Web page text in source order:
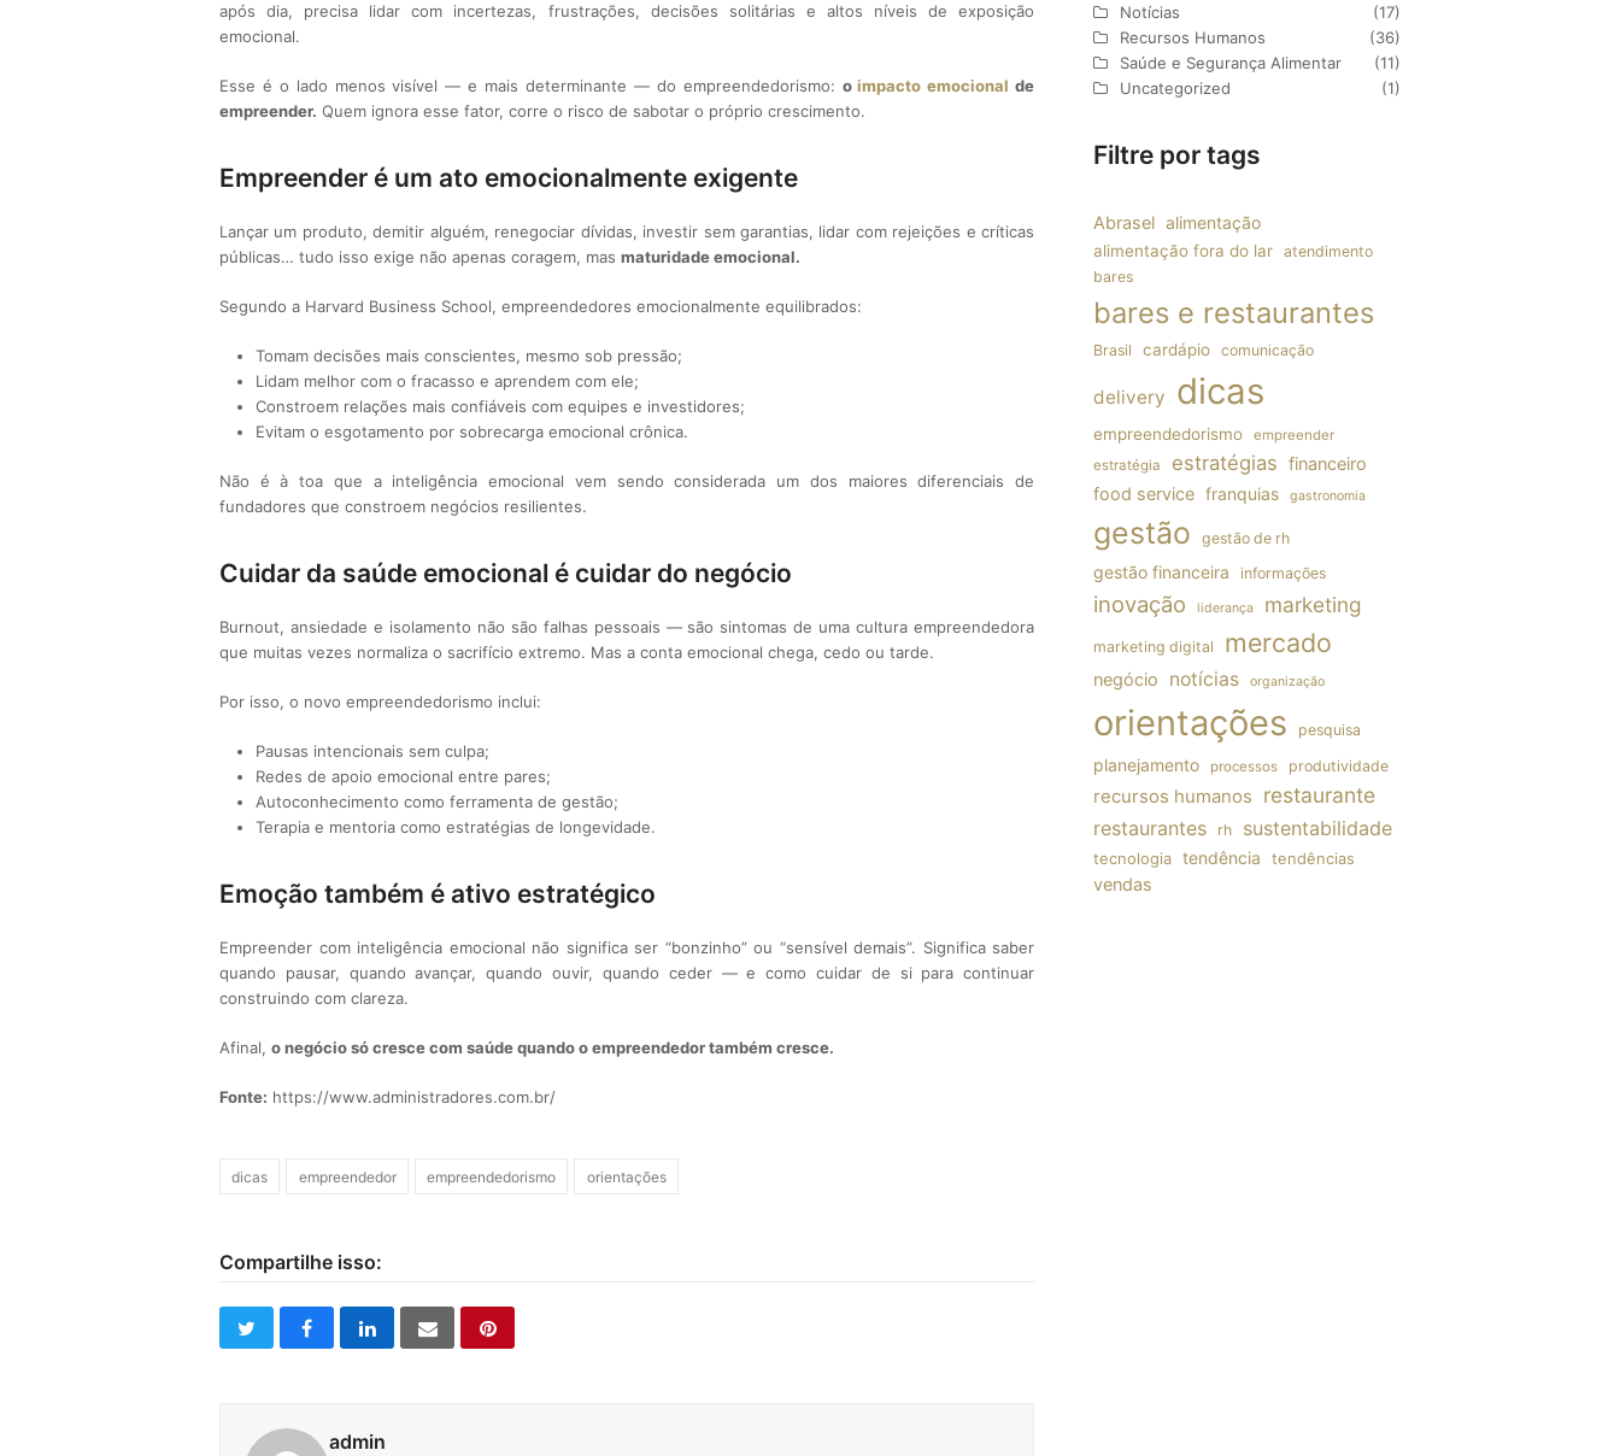
após dia, precisa lidar com incertezas, frustrações, decisões solitárias e altos níveis de exposição
emocional.
Esse é o lado menos visível — e mais determinante — do empreendedorismo: oimpacto emocional de
empreender. Quem ignora esse fator, corre o risco de sabotar o próprio crescimento.
Empreender é um ato emocionalmente exigente
Lançar um produto, demitir alguém, renegociar dívidas, investir sem garantias, lidar com rejeições e críticas
públicas… tudo isso exige não apenas coragem, mas maturidade emocional.
Segundo a Harvard Business School, empreendedores emocionalmente equilibrados:
Tomam decisões mais conscientes, mesmo sob pressão;
Lidam melhor com o fracasso e aprendem com ele;
Constroem relações mais confiáveis com equipes e investidores;
Evitam o esgotamento por sobrecarga emocional crônica.
Não é à toa que a inteligência emocional vem sendo considerada um dos maiores diferenciais de
fundadores que constroem negócios resilientes.
Cuidar da saúde emocional é cuidar do negócio
Burnout, ansiedade e isolamento não são falhas pessoais — são sintomas de uma cultura empreendedora
que muitas vezes normaliza o sacrifício extremo. Mas a conta emocional chega, cedo ou tarde.
Por isso, o novo empreendedorismo inclui:
Pausas intencionais sem culpa;
Redes de apoio emocional entre pares;
Autoconhecimento como ferramenta de gestão;
Terapia e mentoria como estratégias de longevidade.
Emoção também é ativo estratégico
Empreender com inteligência emocional não significa ser “bonzinho” ou “sensível demais”. Significa saber
quando pausar, quando avançar, quando ouvir, quando ceder — e como cuidar de si para continuar
construindo com clareza.
Afinal, o negócio só cresce com saúde quando o empreendedor também cresce.
Fonte: https://www.administradores.com.br/
dicas empreendedor empreendedorismo orientações
Compartilhe isso:
twitterfacebooklinkedinemail pinterest
admin
Notícias
(17)
Recursos Humanos
(36)
Saúde e Segurança Alimentar
(11)
Uncategorized
(1)
Filtre por tags
Abrasel alimentação
alimentação fora do lar
atendimento
bares
bares e restaurantes
Brasil cardápio comunicação
delivery dicas
empreendedorismo
empreender
estratégia
estratégias financeiro
food service franquias gastronomia
gestão gestão de rh
gestão financeira informações
inovação liderança marketing
marketing digital mercado
negócio notícias organização
orientações pesquisa
planejamento processos produtividade
recursos humanos restaurante
restaurantes rh sustentabilidade
tecnologia tendência tendências
vendas